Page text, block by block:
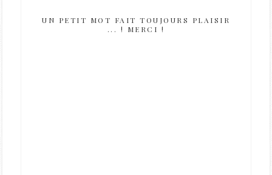
UN PETIT MOT FAIT TOUJOURS PLAISIR
... ! MERCI !